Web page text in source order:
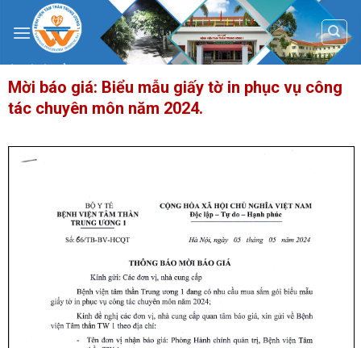
content
Mời báo giá: Biểu mẫu giấy tờ in phục vụ công
tác chuyên môn năm 2024.